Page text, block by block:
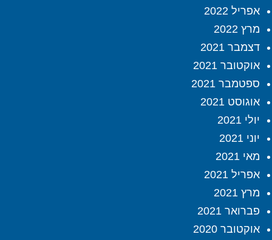
אפריל 2022
מרץ 2022
דצמבר 2021
אוקטובר 2021
ספטמבר 2021
אוגוסט 2021
יולי 2021
יוני 2021
מאי 2021
אפריל 2021
מרץ 2021
פברואר 2021
אוקטובר 2020